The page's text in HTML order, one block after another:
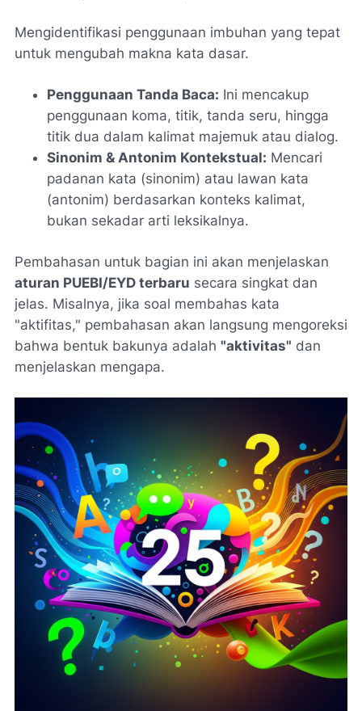
Mengidentifikasi penggunaan imbuhan yang tepat
untuk mengubah makna kata dasar.
Penggunaan Tanda Baca: Ini mencakup
penggunaan koma, titik, tanda seru, hingga
titik dua dalam kalimat majemuk atau dialog.
Sinonim & Antonim Kontekstual: Mencari
padanan kata (sinonim) atau lawan kata
(antonim) berdasarkan konteks kalimat,
bukan sekadar arti leksikalnya.
Pembahasan untuk bagian ini akan menjelaskan
aturan PUEBI/EYD terbaru secara singkat dan
jelas. Misalnya, jika soal membahas kata
"aktifitas," pembahasan akan langsung mengoreksi
bahwa bentuk bakunya adalah "aktivitas" dan
menjelaskan mengapa.